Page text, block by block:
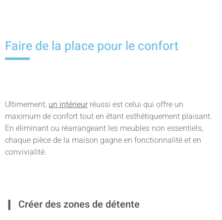
Faire de la place pour le confort
Ultimement,un intérieur réussi est celui qui offre un
maximum de confort tout en étant esthétiquement plaisant.
En éliminant ou réarrangeant les meubles non essentiels,
chaque pièce de la maison gagne en fonctionnalité et en
convivialité.
Créer des zones de détente